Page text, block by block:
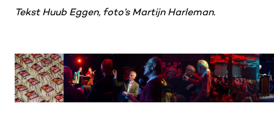
Tekst Huub Eggen, foto’s Martijn Harleman.